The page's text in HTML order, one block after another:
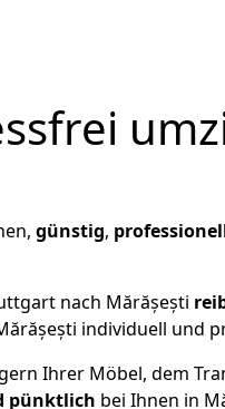
günstig,
nach Mărășești
individuell und
Ihrer Möbel, dem
pünktlich bei Ihnen in